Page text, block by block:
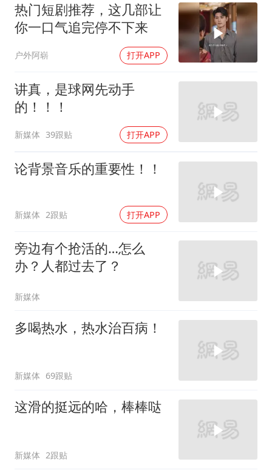
热门短剧推荐，这几部让
你一口气追完停不下来
户外阿崭 打开APP
讲真，是球网先动手
的！！！
新媒体 39跟贴 打开APP
论背景音乐的重要性！！
新媒体 2跟贴 打开APP
旁边有个抢活的…怎么
办？人都过去了？
新媒体
多喝热水，热水治百病！
新媒体 69跟贴
这滑的挺远的哈，棒棒哒
新媒体 2跟贴